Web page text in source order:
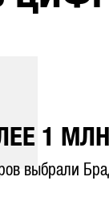
1
выбрали